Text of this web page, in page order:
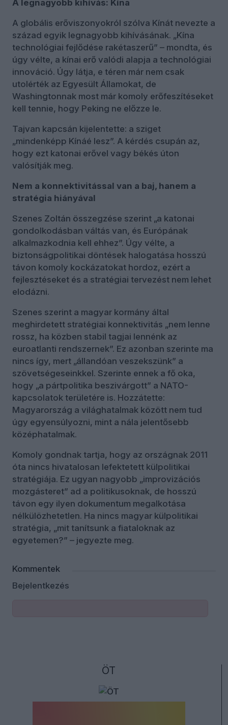
A legnagyobb kihívás: Kína
A globális erőviszonyokról szólva Kínát nevezte a
század egyik legnagyobb kihívásának. „Kína
technológiai fejlődése rakétaszerű” – mondta, és
úgy vélte, a kínai erő valódi alapja a technológiai
innováció. Úgy látja, e téren már nem csak
utolérték az Egyesült Államokat, de
Washingtonnak most már komoly erőfeszítéseket
kell tennie, hogy Peking ne előzze le.
Tajvan kapcsán kijelentette: a sziget
„mindenképp Kínáé lesz”. A kérdés csupán az,
hogy ezt katonai erővel vagy békés úton
valósítják meg.
Nem a konnektivitással van a baj, hanem a
stratégia hiányával
Szenes Zoltán összegzése szerint „a katonai
gondolkodásban váltás van, és Európának
alkalmazkodnia kell ehhez”. Úgy vélte, a
biztonságpolitikai döntések halogatása hosszú
távon komoly kockázatokat hordoz, ezért a
fejlesztéseket és a stratégiai tervezést nem lehet
elodázni.
Szenes szerint a magyar kormány által
meghirdetett stratégiai konnektivitás „nem lenne
rossz, ha közben stabil tagjai lennénk az
euroatlanti rendszernek”. Ez azonban szerinte ma
nincs így, mert „állandóan veszekszünk” a
szövetségeseinkkel. Szerinte ennek a fő oka,
hogy „a pártpolitika beszivárgott” a NATO-
kapcsolatok területére is. Hozzátette:
Magyarország a világhatalmak között nem tud
úgy egyensúlyozni, mint a nála jelentősebb
középhatalmak.
Komoly gondnak tartja, hogy az országnak 2011
óta nincs hivatalosan lefektetett külpolitikai
stratégiája. Ez ugyan nagyobb „improvizációs
mozgásteret” ad a politikusoknak, de hosszú
távon egy ilyen dokumentum megalkotása
nélkülözhetetlen. Ha nincs magyar külpolitikai
stratégia, „mit tanítsunk a fiataloknak az
egyetemen?” – jegyezte meg.
Kommentek
Bejelentkezés
ÖT